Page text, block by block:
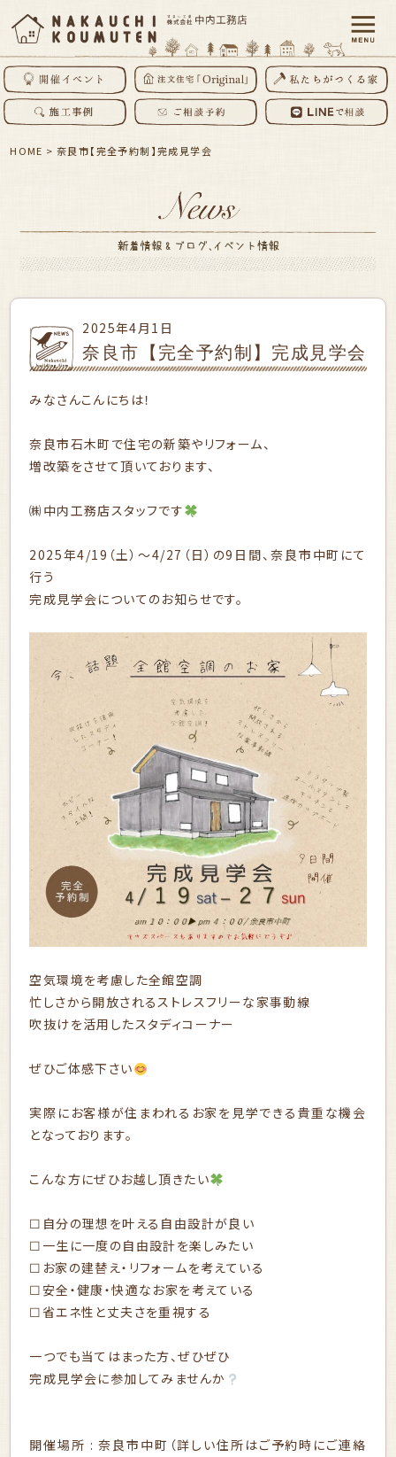
HOME >奈良市【完全予約制】完成見学会
2025年4月1日
奈良市【完全予約制】完成見学会
みなさんこんにちは！
奈良市石木町で住宅の新築やリフォーム、
増改築をさせて頂いております、
㈱中内工務店スタッフです
2025年4/19（土）～4/27（日）の9日間、奈良市中町にて
行う
完成見学会についてのお知らせです。
空気環境を考慮した全館空調
忙しさから開放されるストレスフリーな家事動線
吹抜けを活用したスタディコーナー
ぜひご体感下さい
実際にお客様が住まわれるお家を見学できる貴重な機会
となっております。
こんな方にぜひお越し頂きたい
☐自分の理想を叶える自由設計が良い
☐一生に一度の自由設計を楽しみたい
☐お家の建替え・リフォームを考えている
☐安全・健康・快適なお家を考えている
☐省エネ性と丈夫さを重視する
一つでも当てはまった方、ぜひぜひ
完成見学会に参加してみませんか
開催場所 : 奈良市中町（詳しい住所はご予約時にご連絡